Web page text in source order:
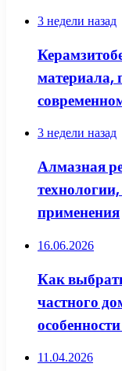
3 недели назад
материала,
3 недели назад
Алмазная
применения
16.06.2026
Как
частного
11.04.2026